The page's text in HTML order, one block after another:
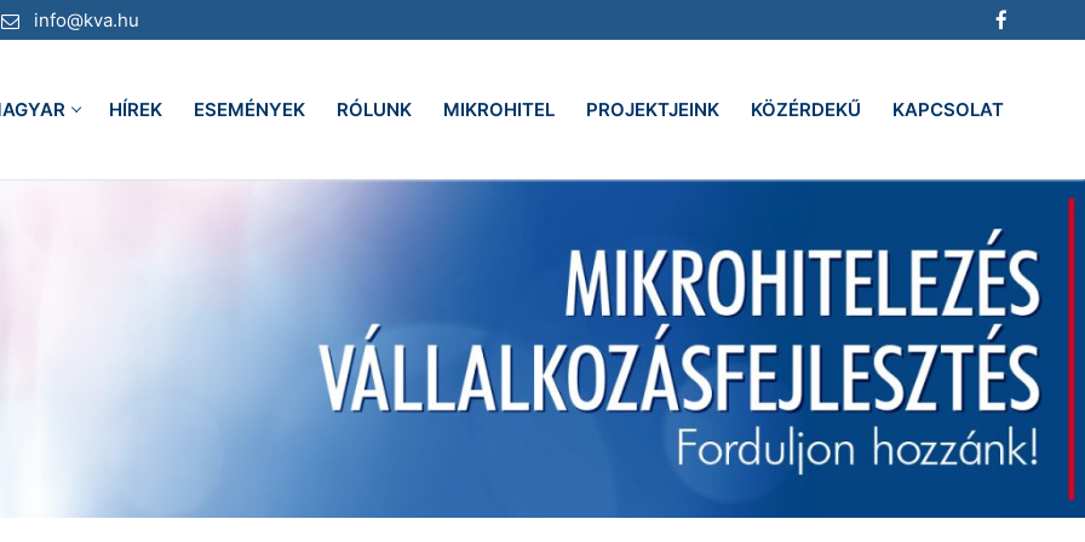
info@kva.hu
HÍREK ESEMÉNYEK RÓLUNK MIKROHITEL PROJEKTJEINK KÖZÉRDEKŰ KAPCSOLAT